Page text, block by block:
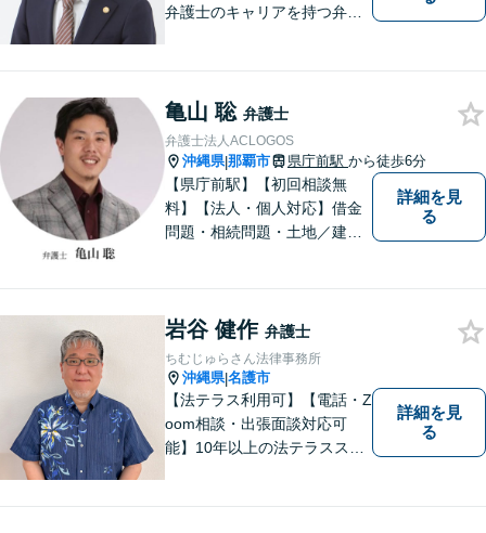
弁護士のキャリアを持つ弁護
ります。スピード感を持っ
て、かつ丁寧な対応を心がけ
ていますので、ぜひ気兼ねな
くご相談ください。
亀山 聡 弁護士
弁護士法人ACLOGOS
沖縄県|那覇市 県庁前駅 から徒歩6分
【県庁前駅】【初回相談無
料】【法人・個人対応】借金
問題・相続問題・土地／建物
詳細を見
る
岩谷 健作 弁護士
ちむじゅらさん法律事務所
沖縄県|名護市
【法テラス利用可】【電話・Z
oom相談・出張面談対応可
能】10年以上の法テラススタ
詳細を見
る